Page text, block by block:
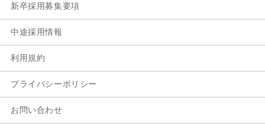
新卒採用募集要項
中途採用情報
利用規約
プライバシーポリシー
お問い合わせ